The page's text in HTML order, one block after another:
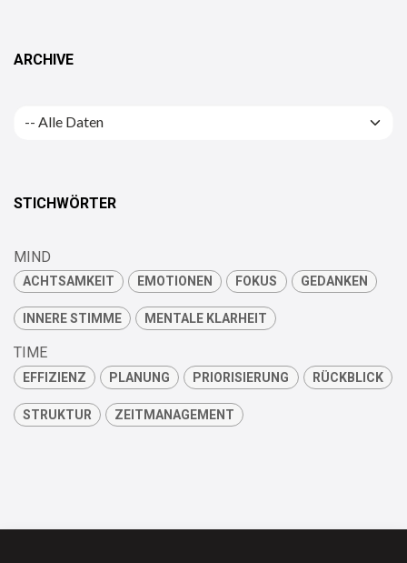
ARCHIVE
STICHWÖRTER
MIND
ACHTSAMKEIT EMOTIONEN FOKUS GEDANKEN
INNERE STIMME MENTALE KLARHEIT
TIME
EFFIZIENZ PLANUNG PRIORISIERUNG RÜCKBLICK
STRUKTUR ZEITMANAGEMENT